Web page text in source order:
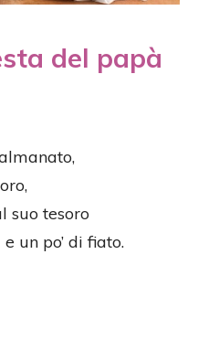
del papà
suo tesoro
un po’ di fiato.